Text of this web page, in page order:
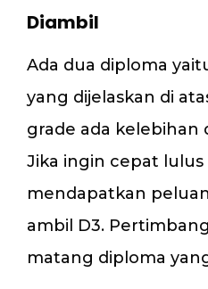
Diambil
Ada dua diploma
yang dijelaskan di
grade ada kelebihan
Jika ingin cepat lulus
mendapatkan
ambil D3.
matang diploma